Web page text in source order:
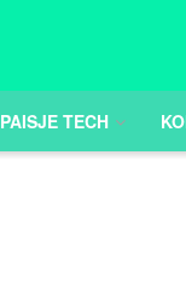
PAISJE TECH